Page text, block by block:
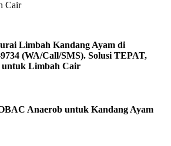
Limbah Kandang Ayam di
(WA/Call/SMS). Solusi TEPAT,
Limbah Cair
Anaerob untuk Kandang Ayam